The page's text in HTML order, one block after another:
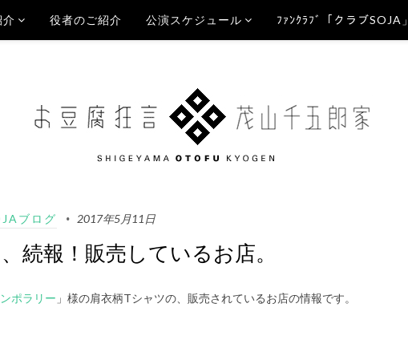
介 役者のご紹介 公演スケジュール ﾌｧﾝｸﾗﾌﾞ「クラブSOJA」
ブログ 2017年5月11日
続報！販売しているお店。
ポラリー 」様の肩衣柄Tシャツの、販売されているお店の情報です。